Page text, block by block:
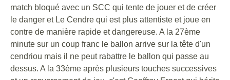
match bloqué avec un SCC qui tente de jouer et de créer
le danger et Le Cendre qui est plus attentiste et joue en
contre de manière rapide et dangereuse. A la 27ème
minute sur un coup franc le ballon arrive sur la tête d'un
cendriou mais il ne peut rabattre le ballon qui passe au
dessus. A la 33ème après plusieurs touches successives